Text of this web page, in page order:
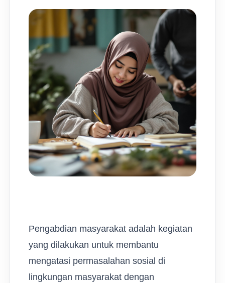
Pengabdian masyarakat adalah kegiatan
yang dilakukan untuk membantu
mengatasi permasalahan sosial di
lingkungan masyarakat dengan